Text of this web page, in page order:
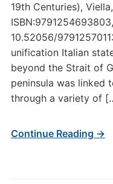
19th Centuries),
10.52056/
unification Italian
beyond the Strait of
peninsula was linked
through a variety of
Continue Reading →